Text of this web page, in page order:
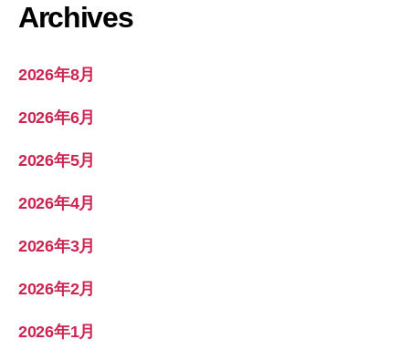
Archives
2026年8月
2026年6月
2026年5月
2026年4月
2026年3月
2026年2月
2026年1月